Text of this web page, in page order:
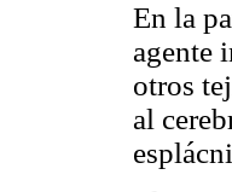
En la
agente
otros
al